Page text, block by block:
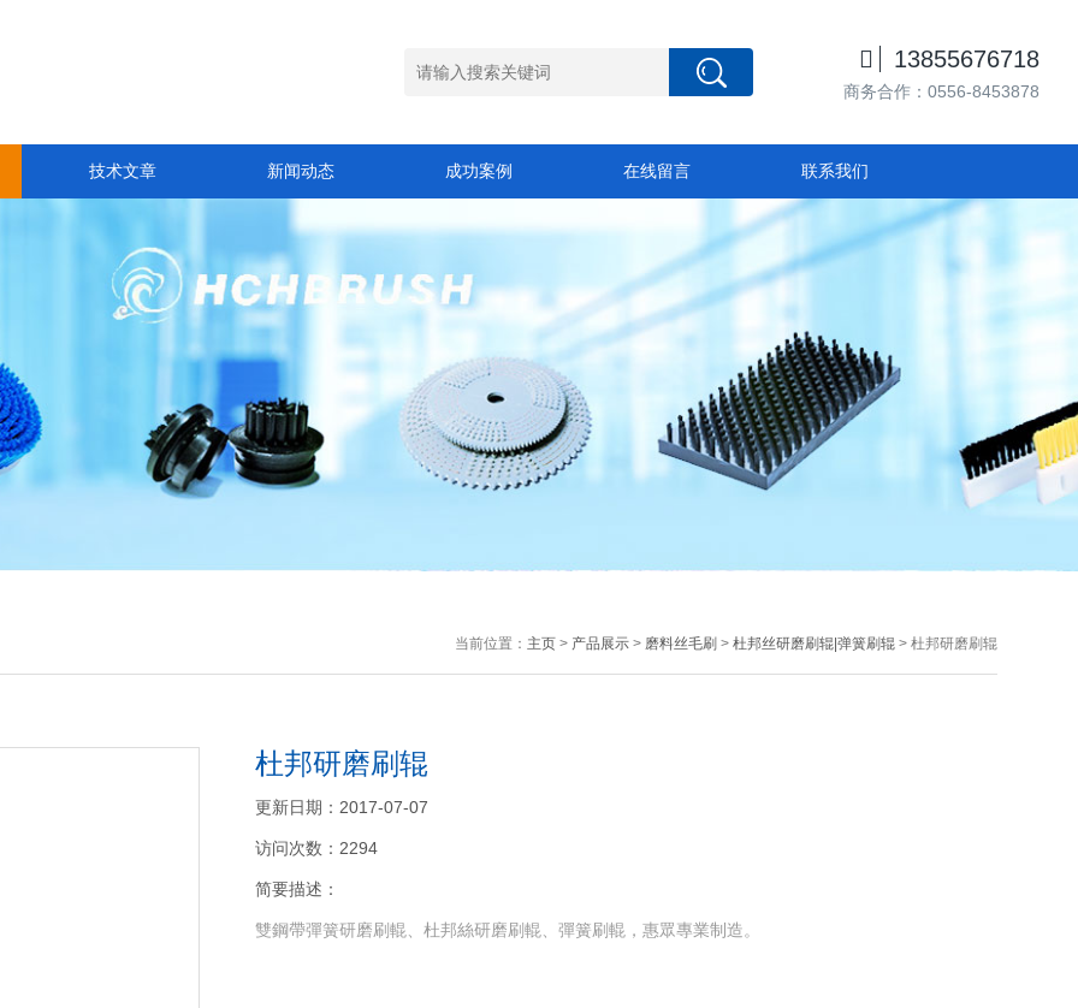
 13855676718
商务合作：0556-8453878
技术文章 新闻动态 成功案例 在线留言 联系我们
当前位置： 主页> 产品展示> 磨料丝毛刷 > 杜邦丝研磨刷辊|弹簧刷辊> 杜邦研磨刷辊
杜邦研磨刷辊
更新日期：2017-07-07
访问次数：2294
简要描述：
雙鋼帶彈簧研磨刷輥、杜邦絲研磨刷輥、彈簧刷輥，惠眾專業制造。